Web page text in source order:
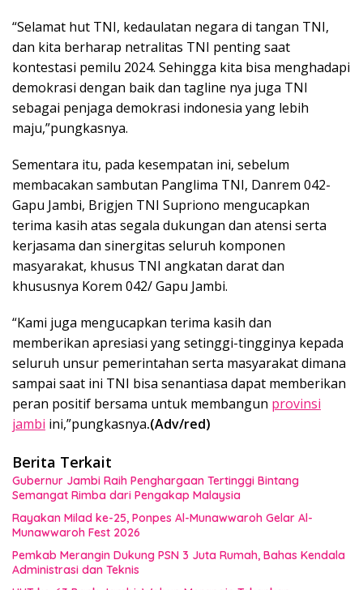
“Selamat hut TNI, kedaulatan negara di tangan TNI,
dan kita berharap netralitas TNI penting saat
kontestasi pemilu 2024. Sehingga kita bisa menghadapi
demokrasi dengan baik dan tagline nya juga TNI
sebagai penjaga demokrasi indonesia yang lebih
maju,”pungkasnya.
Sementara itu, pada kesempatan ini, sebelum
membacakan sambutan Panglima TNI, Danrem 042-
Gapu Jambi, Brigjen TNI Supriono mengucapkan
terima kasih atas segala dukungan dan atensi serta
kerjasama dan sinergitas seluruh komponen
masyarakat, khusus TNI angkatan darat dan
khususnya Korem 042/ Gapu Jambi.
“Kami juga mengucapkan terima kasih dan
memberikan apresiasi yang setinggi-tingginya kepada
seluruh unsur pemerintahan serta masyarakat dimana
sampai saat ini TNI bisa senantiasa dapat memberikan
peran positif bersama untuk membangun provinsi
jambi ini,”pungkasnya.(Adv/red)
Berita Terkait
Gubernur Jambi Raih Penghargaan Tertinggi Bintang
Semangat Rimba dari Pengakap Malaysia
Rayakan Milad ke-25, Ponpes Al-Munawwaroh Gelar Al-
Munawwaroh Fest 2026
Pemkab Merangin Dukung PSN 3 Juta Rumah, Bahas Kendala
Administrasi dan Teknis